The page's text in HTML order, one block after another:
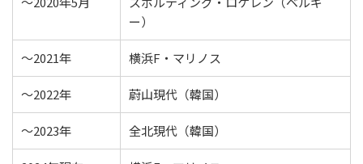
ー）
〜2021年 横浜F・マリノス
〜2022年 蔚山現代（韓国）
〜2023年 全北現代（韓国）